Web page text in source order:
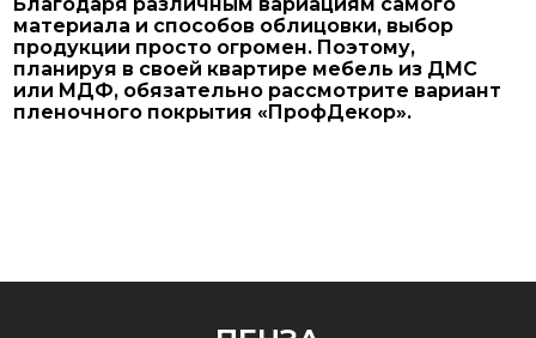
материала и способов облицовки, выбор
продукции просто огромен. Поэтому,
планируя в своей квартире мебель из ДМС
или МДФ, обязательно рассмотрите вариант
пленочного покрытия «ПрофДекор».